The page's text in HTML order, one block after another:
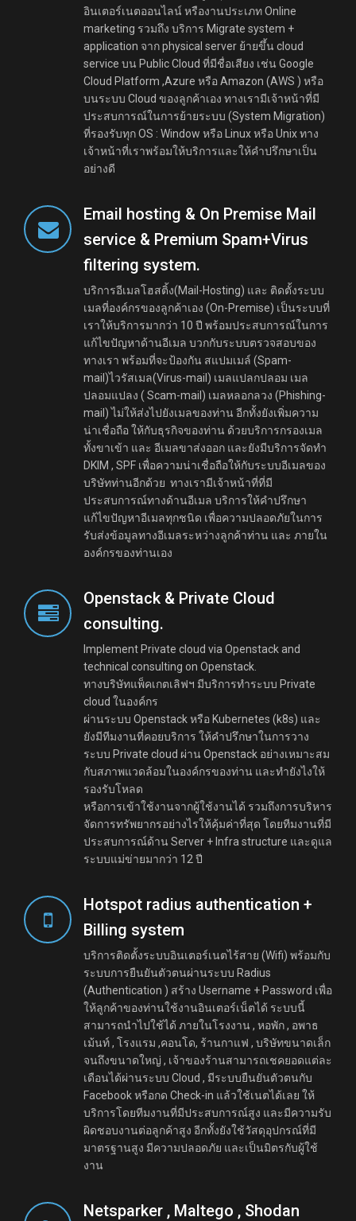
อินเตอร์เนตออนไลน์ หรืองานประเภท Online
marketing รวมถึง บริการ Migrate system +
application จาก physical server ย้ายขึ้น cloud
service บน Public Cloud ที่มีชื่อเสียง เช่น Google
Cloud Platform ,Azure หรือ Amazon (AWS ) หรือ
บนระบบ Cloud ของลูกค้าเอง ทางเรามีเจ้าหน้าที่มี
ประสบการณ์ในการย้ายระบบ (System Migration)
ที่รองรับทุก OS : Window หรือ Linux หรือ Unix ทาง
เจ้าหน้าที่เราพร้อมให้บริการและให้คำปรึกษาเป็น
อย่างดี
Email hosting & On Premise Mail
service & Premium Spam+Virus
filtering system.
บริการอีเมลโฮสติ้ง(Mail-Hosting) และ ติดตั้งระบบ
เมลที่องค์กรของลูกค้าเอง (On-Premise) เป็นระบบที่
เราให้บริการมากว่า 10 ปี พร้อมประสบการณ์ในการ
แก้ไขปัญหาด้านอีเมล บวกกับระบบตรวจสอบของ
ทางเรา พร้อมที่จะป้องกัน สแปมเมล์ (Spam-
mail)ไวรัสเมล(Virus-mail) เมลแปลกปลอม เมล
ปลอมแปลง ( Scam-mail) เมลหลอกลวง (Phishing-
mail) ไม่ให้ส่งไปยังเมลของท่าน อีกทั้งยังเพิ่มความ
น่าเชื่อถือ ให้กับธุรกิจของท่าน ด้วยบริการกรองเมล
ทั้งขาเข้า และ อีเมลขาส่งออก และยังมีบริการจัดทำ
DKIM , SPF เพื่อความน่าเชื่อถือให้กับระบบอีเมลของ
บริษัทท่านอีกด้วย ทางเรามีเจ้าหน้าที่ที่มี
ประสบการณ์ทางด้านอีเมล บริการให้คำปรึกษา
แก้ไขปัญหาอีเมลทุกชนิด เพื่อความปลอดภัยในการ
รับส่งข้อมูลทางอีเมลระหว่างลูกค้าท่าน และ ภายใน
องค์กรของท่านเอง
Openstack & Private Cloud
consulting.
Implement Private cloud via Openstack and
technical consulting on Openstack.
ทางบริษัทแพ็คเกตเลิฟฯ มีบริการทำระบบ Private
cloud ในองค์กร
ผ่านระบบ Openstack หรือ Kubernetes (k8s) และ
ยังมีทีมงานที่คอยบริการ ให้คำปรึกษาในการวาง
ระบบ Private cloud ผ่าน Openstack อย่างเหมาะสม
กับสภาพแวดล้อมในองค์กรของท่าน และทำยังไงให้
รองรับโหลด
หรือการเข้าใช้งานจากผู้ใช้งานได้ รวมถึงการบริหาร
จัดการทรัพยากรอย่างไรให้คุ้มค่าที่สุด โดยทีมงานที่มี
ประสบการณ์ด้าน Server + Infra structure และดูแล
ระบบแม่ข่ายมากว่า 12 ปี
Hotspot radius authentication +
Billing system
บริการติดตั้งระบบอินเตอร์เนตไร้สาย (Wifi) พร้อมกับ
ระบบการยืนยันตัวตนผ่านระบบ Radius
(Authentication ) สร้าง Username + Password เพื่อ
ให้ลูกค้าของท่านใช้งานอินเตอร์เน็ตได้ ระบบนี้
สามารถนำไปใช้ได้ ภายในโรงงาน , หอพัก , อพาธ
เม้นท์ , โรงแรม ,คอนโด, ร้านกาแฟ , บริษัทขนาดเล็ก
จนถึงขนาดใหญ่ , เจ้าของร้านสามารถเชคยอดแต่ละ
เดือนได้ผ่านระบบ Cloud , มีระบบยืนยันตัวตนกับ
Facebook หรือกด Check-in แล้วใช้เนตได้เลย ให้
บริการโดยทีมงานที่มีประสบการณ์สูง และมีความรับ
ผิดชอบงานต่อลูกค้าสูง อีกทั้งยังใช้วัสดุอุปกรณ์ที่มี
มาตรฐานสูง มีความปลอดภัย และเป็นมิตรกับผู้ใช้
งาน
Netsparker , Maltego , Shodan